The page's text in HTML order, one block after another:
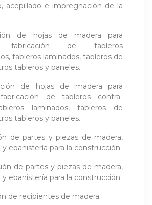
acepillado e impregnación de la
de hojas de madera para
fabricación de tableros
tableros laminados, tableros de
tableros y paneles.
de hojas de madera para
fabricación de tableros contra­
laminados, tableros de
tableros y paneles.
de partes y piezas de madera,
ebanistería para la construcción.
de partes y piezas de madera,
ebanistería para la construcción.
de recipientes de madera.